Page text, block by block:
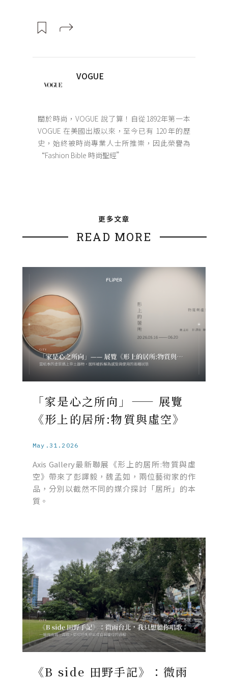
VOGUE
關於時尚，VOGUE 說了算！自從1892年第一本
VOGUE 在美國出版以來，至今已有 120 年的歷
史，始終被時尚專業人士所推崇，因此榮譽為
“Fashion Bible 時尚聖經”
更多文章
READ MORE
「家是心之所向」—— 展覽
《形上的居所:物質與虛空》
May.31.2026
Axis Gallery最新聯展《形上的居所:物質與虛
空》帶來了彭譯毅，魏孟如，兩位藝術家的作
品，分別以截然不同的媒介探討「居所」的本
質。
《B side 田野手記》：微雨